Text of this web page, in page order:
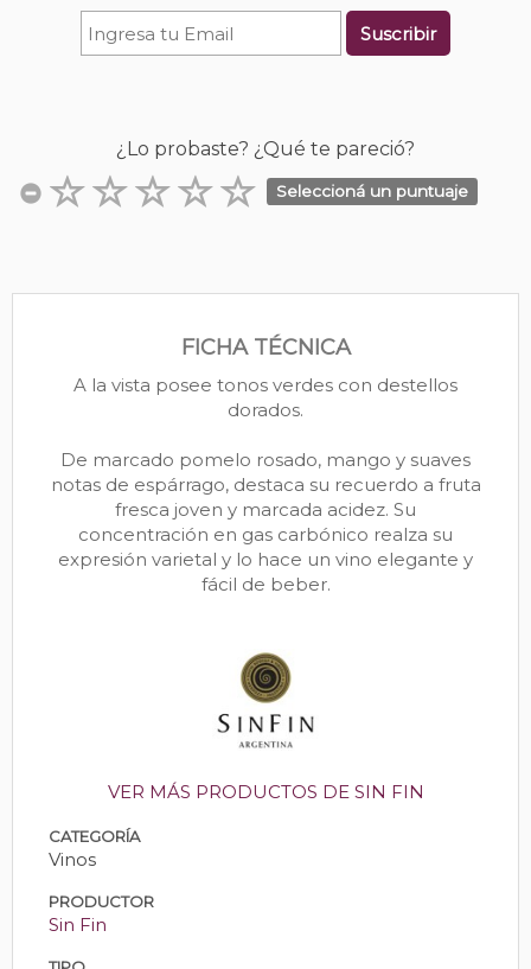
Suscribir
¿Lo probaste? ¿Qué te pareció?
Seleccioná un puntuaje
FICHA TÉCNICA
A la vista posee tonos verdes con destellos
dorados.
De marcado pomelo rosado, mango y suaves
notas de espárrago, destaca su recuerdo a fruta
fresca joven y marcada acidez. Su
concentración en gas carbónico realza su
expresión varietal y lo hace un vino elegante y
fácil de beber.
VER MÁS PRODUCTOS DE SIN FIN
CATEGORÍA
Vinos
PRODUCTOR
Sin Fin